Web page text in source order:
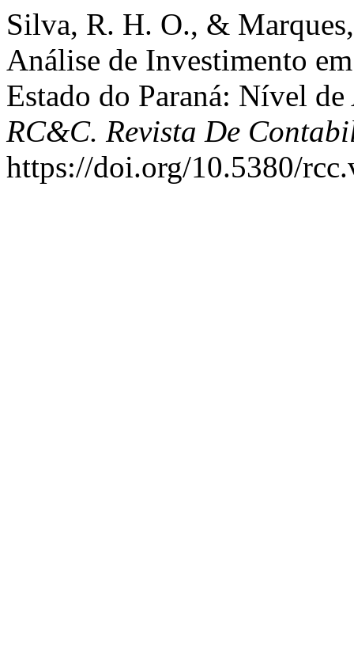
Silva, R. H. O., &
Análise de Investimento
Estado do Paraná: Nível
RC&C. Revista De
https://doi.org/10.5380/